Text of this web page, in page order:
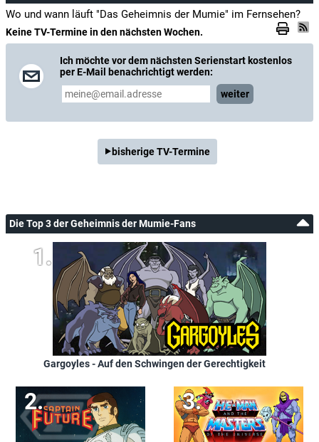
Wo und wann läuft "Das Geheimnis der Mumie" im Fernsehen?
Keine TV-Termine in den nächsten Wochen.
Ich möchte vor dem nächsten Serienstart kostenlos
per E-Mail benachrichtigt werden:
weiter
bisherige TV-Termine
Die Top 3 der Geheimnis der Mumie-Fans
Gargoyles - Auf den Schwingen der Gerechtigkeit